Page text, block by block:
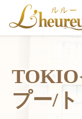
TOKIO
プー/